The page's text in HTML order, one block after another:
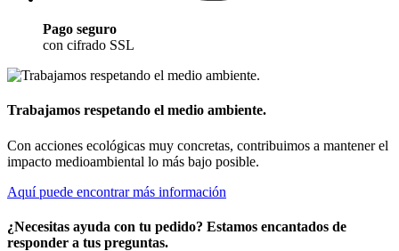
Pago seguro
con cifrado SSL
Trabajamos respetando el medio ambiente.
Con acciones ecológicas muy concretas, contribuimos a mantener el
impacto medioambiental lo más bajo posible.
Aquí puede encontrar más información
¿Necesitas ayuda con tu pedido? Estamos encantados de
responder a tus preguntas.